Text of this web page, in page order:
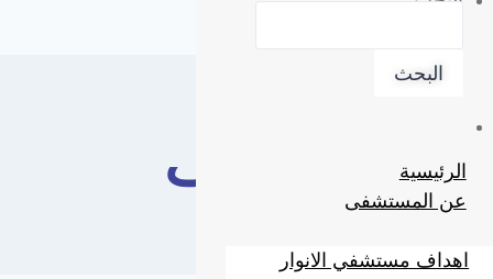
وظائف
البحث
الرئيسية
عن المستشفى
اهداف مستشفي الانوار